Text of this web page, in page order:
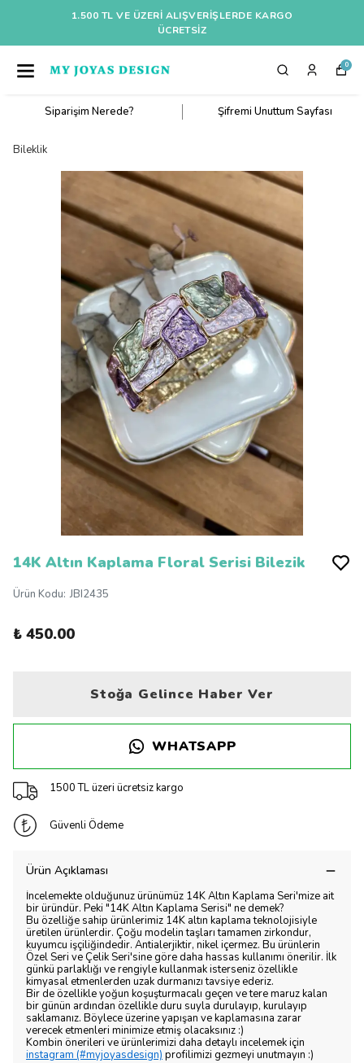
1.500 TL VE ÜZERI ALIŞVERIŞLERDE KARGO
ÜCRETSİZ
0
Siparişim Nerede? Şifremi Unuttum Sayfası
Bileklik
14K Altın Kaplama Floral Serisi Bilezik
Ürün Kodu: JBI2435
₺ 450.00
Stoğa Gelince Haber Ver
WHATSAPP
1500 TL üzeri ücretsiz kargo
Güvenli Ödeme
Ürün Açıklaması
İncelemekte olduğunuz ürünümüz 14K Altın Kaplama Seri'mize ait
bir üründür. Peki "14K Altın Kaplama Serisi" ne demek?
Bu özelliğe sahip ürünlerimiz 14K altın kaplama teknolojisiyle
üretilen ürünlerdir. Çoğu modelin taşları tamamen zirkondur,
kuyumcu işçiliğindedir. Antialerjiktir, nikel içermez. Bu ürünlerin
Özel Seri ve Çelik Seri'sine göre daha hassas kullanımı önerilir. İlk
günkü parlaklığı ve rengiyle kullanmak isterseniz özellikle
kimyasal etmenlerden uzak durmanızı tavsiye ederiz.
Bir de özellikle yoğun koşuşturmacalı geçen ve tere maruz kalan
bir günün ardından özellikle duru suyla durulayıp, kurulayıp
saklamanız. Böylece üzerine yapışan ve kaplamasına zarar
verecek etmenleri minimize etmiş olacaksınız :)
Kombin önerileri ve ürünlerimizi daha detaylı incelemek için
instagram (#myjoyasdesign) profilimizi gezmeyi unutmayın :)